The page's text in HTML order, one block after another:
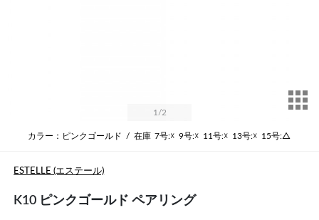
1 /2
カラー：ピンクゴールド / 在庫 7号:☓ 9号:☓ 11号:☓ 13号:☓ 15号:△
ESTELLE (エステール)
K10 ピンクゴールド ペアリング